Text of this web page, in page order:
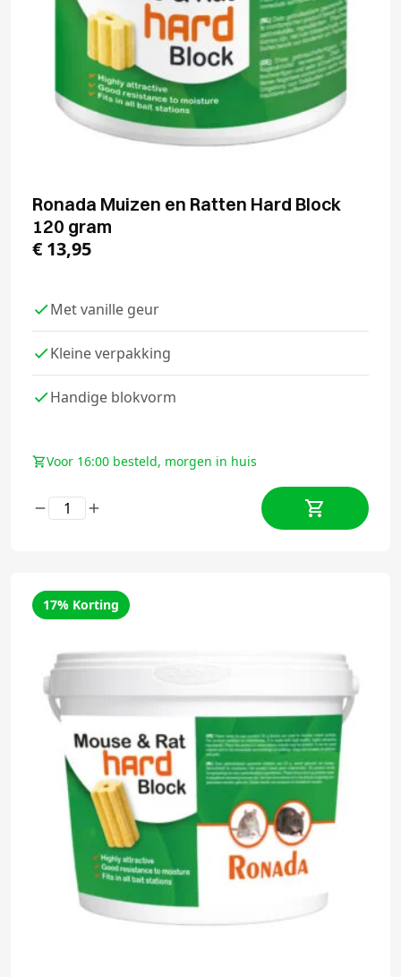
Ronada Muizen en Ratten Hard Block
120 gram
€ 13,95
Met vanille geur
Kleine verpakking
Handige blokvorm
Voor 16:00 besteld, morgen in huis
17% Korting